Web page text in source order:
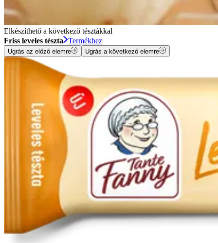
Elkészíthető a következő tésztákkal
Friss leveles tészta
Termékhez
Ugrás az előző elemre Ugrás a következő elemre